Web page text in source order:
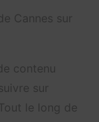
Cannes sur
contenu
sur
le long de